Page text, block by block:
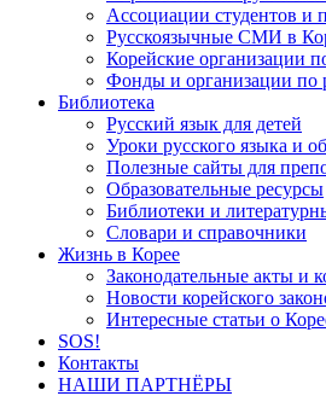
Ассоциации студентов и
Русскоязычные СМИ в
Корейские организации
Фонды и организации по
Библиотека
Русский язык для детей
Уроки русского языка и
Полезные сайты для
Образовательные ресурсы
Библиотеки и
Словари и справочники
Жизнь в Корее
Законодательные акты и
Новости корейского
Интересные статьи о
SOS!
Контакты
НАШИ ПАРТНЁРЫ